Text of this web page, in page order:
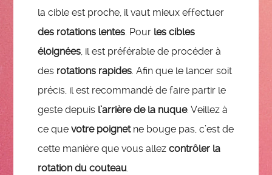
la cible est proche, il vaut mieux effectuer
des rotations lentes. Pour les cibles
éloignées, il est préférable de procéder à
des rotations rapides. Afin que le lancer soit
précis, il est recommandé de faire partir le
geste depuis l’arrière de la nuque. Veillez à
ce quevotre poignetne bouge pas, c’est de
cette manière que vous allezcontrôler la
rotation du couteau.